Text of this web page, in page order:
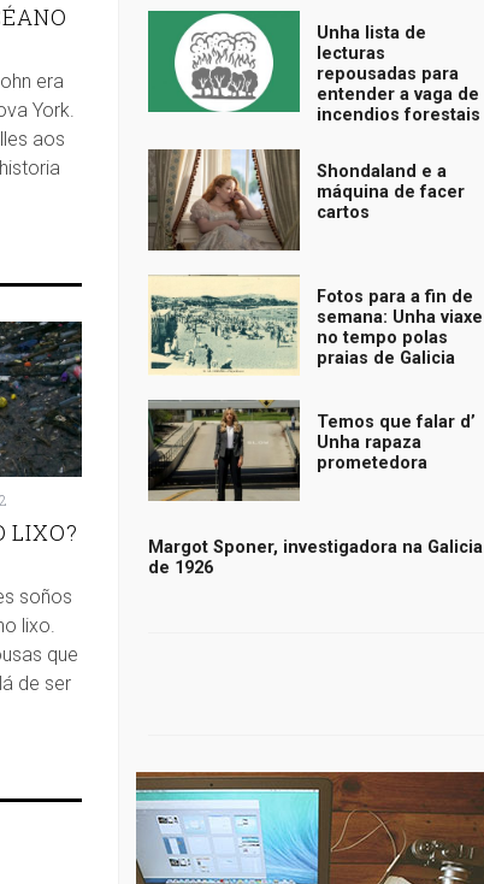
era
York.
aos
LIXO?
soños
lixo.
que
de ser
Unha lista de
lecturas
repousadas para
entender a vaga de
incendios forestais
Shondaland e a
máquina de facer
cartos
Fotos para a fin de
semana: Unha viaxe
no tempo polas
praias de Galicia
Temos que falar d’
Unha rapaza
prometedora
Margot Sponer, investigadora na Galicia
de 1926